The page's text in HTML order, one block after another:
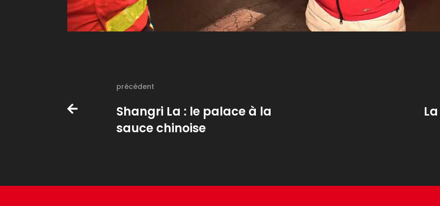
précédent
Shangri La : le palace à la
sauce chinoise